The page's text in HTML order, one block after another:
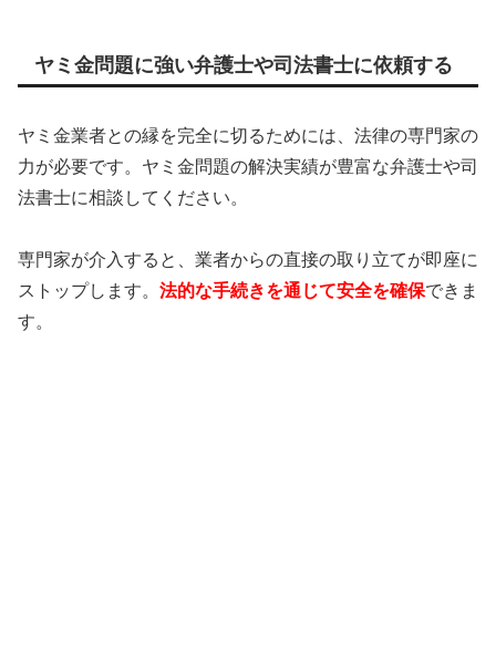
ヤミ金問題に強い弁護士や司法書士に依頼する
ヤミ金業者との縁を完全に切るためには、法律の専門家の
力が必要です。ヤミ金問題の解決実績が豊富な弁護士や司
法書士に相談してください。
専門家が介入すると、業者からの直接の取り立てが即座に
ストップします。 法的な手続きを通じて安全を確保できま
す。